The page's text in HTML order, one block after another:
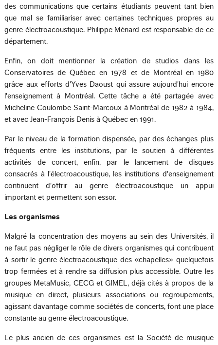
des communications que certains étudiants peuvent tant bien
que mal se familiariser avec certaines techniques propres au
genre électroacoustique. Philippe Ménard est responsable de ce
département.
Enfin, on doit mentionner la création de studios dans les
Conservatoires de Québec en 1978 et de Montréal en 1980
grâce aux efforts d'Yves Daoust qui assure aujourd'hui encore
l'enseignement à Montréal. Cette tâche a été partagée avec
Micheline Coulombe Saint-Marcoux à Montréal de 1982 à 1984,
et avec Jean-François Denis à Québec en 1991.
Par le niveau de la formation dispensée, par des échanges plus
fréquents entre les institutions, par le soutien à différentes
activités de concert, enfin, par le lancement de disques
consacrés à l'électroacoustique, les institutions d'enseignement
continuent d'offrir au genre électroacoustique un appui
important et permettent son essor.
Les organismes
Malgré la concentration des moyens au sein des Universités, il
ne faut pas négliger le rôle de divers organismes qui contribuent
à sortir le genre électroacoustique des «chapelles» quelquefois
trop fermées et à rendre sa diffusion plus accessible. Outre les
groupes MetaMusic, CECG et GIMEL, déjà cités à propos de la
musique en direct, plusieurs associations ou regroupements,
agissant davantage comme sociétés de concerts, font une place
constante au genre électroacoustique.
Le plus ancien de ces organismes est la Société de musique